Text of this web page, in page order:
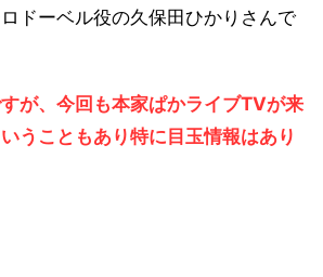
ドーベル役の久保田ひかりさんで
が、今回も本家ぱかライブTVが来
うこともあり特に目玉情報はあり